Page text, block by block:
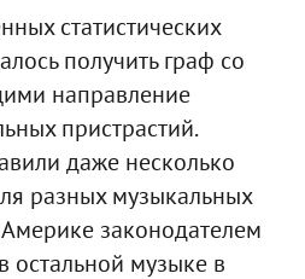
статистических
получить граф со
направление
пристрастий.
даже несколько
разных музыкальных
законодателем
остальной музыке в